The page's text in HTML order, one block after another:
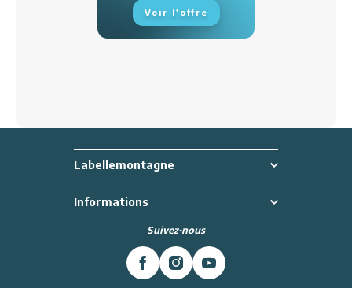
Voir l'offre
Labellemontagne
Informations
Suivez-nous